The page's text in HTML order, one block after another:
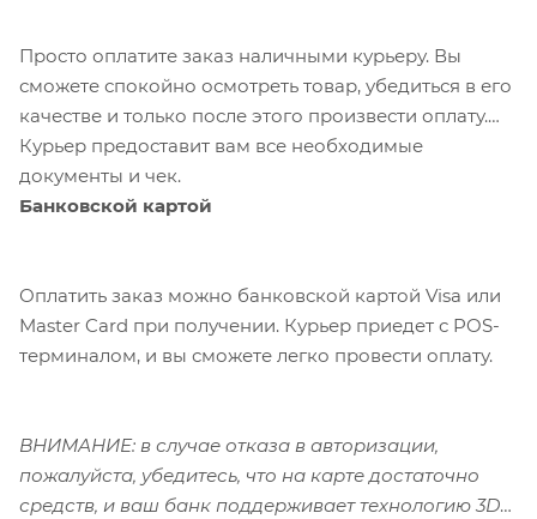
Просто оплатите заказ наличными курьеру. Вы
сможете спокойно осмотреть товар, убедиться в его
качестве и только после этого произвести оплату.
Курьер предоставит вам все необходимые
документы и чек.
Банковской картой
Оплатить заказ можно банковской картой Visa или
Master Card при получении. Курьер приедет с POS-
терминалом, и вы сможете легко провести оплату.
ВНИМАНИЕ: в случае отказа в авторизации,
пожалуйста, убедитесь, что на карте достаточно
средств, и ваш банк поддерживает технологию 3D-